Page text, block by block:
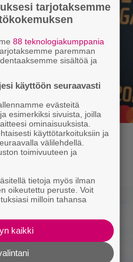
– Juha Tapio kiirehti
tarjotaksemme
88 teknologiakumppania
paremman
sisältöä ja
käyttöön seuraavasti
evästeitä
esimerkiksi sivuista, joilla
ominaisuuksista.
käyttötarkoituksiin ja
välilehdellä.
toimivuuteen ja
tietoja myös ilman
oikeutettu peruste. Voit
milloin tahansa
kaikki